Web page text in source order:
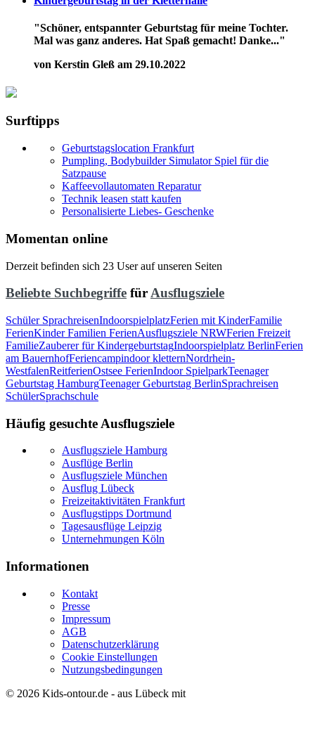
"Schöner, entspannter Geburtstag für meine Tochter.
Mal was ganz anderes. Hat Spaß gemacht! Danke..."
von Kerstin Gleß am 29.10.2022
Surftipps
Geburtstagslocation Frankfurt
Pumpling, Bodybuilder Simulator Spiel für die
Satzpause
Kaffeevollautomaten Reparatur
Technik leasen statt kaufen
Personalisierte Liebes- Geschenke
Momentan online
Derzeit befinden sich 23 User auf unseren Seiten
Beliebte Suchbegriffe fürAusflugsziele
Schüler SprachreisenIndoorspielplatzFerien mit KinderFamilie
FerienKinder Familien FerienAusflugsziele NRWFerien Freizeit
FamilieZauberer für KindergeburtstagIndoorspielplatz BerlinFerien
am BauernhofFeriencampindoor kletternNordrhein-
WestfalenReitferienOstsee FerienIndoor SpielparkTeenager
Geburtstag HamburgTeenager Geburtstag BerlinSprachreisen
SchülerSprachschule
Häufig gesuchte Ausflugsziele
Ausflugsziele Hamburg
Ausflüge Berlin
Ausflugsziele München
Ausflug Lübeck
Freizeitaktivitäten Frankfurt
Ausflugstipps Dortmund
Tagesausflüge Leipzig
Unternehmungen Köln
Informationen
Kontakt
Presse
Impressum
AGB
Datenschutzerklärung
Cookie Einstellungen
Nutzungsbedingungen
© 2026 Kids-ontour.de - aus Lübeck mit